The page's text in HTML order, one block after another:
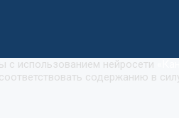
с использованием нейросети
содержанию в